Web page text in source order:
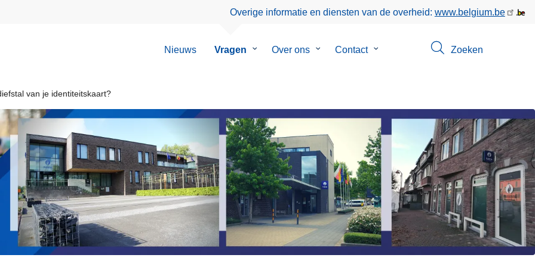
Overige informatie en diensten van de overheid: www.belgium.be
Nieuws Vragen
SubmenuOver ons
Submenu
Contact
Submenu
Zoeken
van je identiteitskaart?